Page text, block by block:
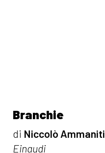
Branchie
di Niccolò Ammaniti
Einaudi